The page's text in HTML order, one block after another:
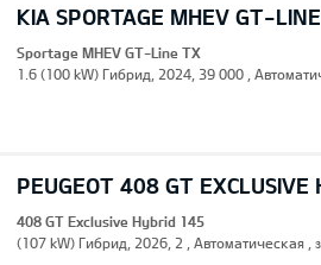
KIA SPORTAGE MHEV GT-
Sportage MHEV GT-Line TX
1.6 (100 kW) Гибрид, 2024, 39 000 ,
PEUGEOT 408 GT EXCLUSIVE
408 GT Exclusive Hybrid 145
(107 kW) Гибрид, 2026, 2 , Автоматическая